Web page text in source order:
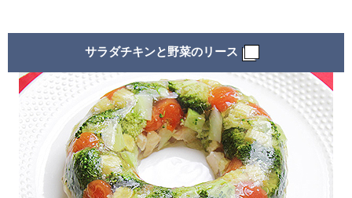
サラダチキンと野菜のリース